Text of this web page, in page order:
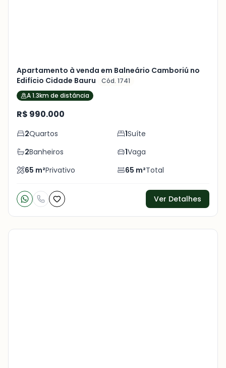
Apartamento à venda em Balneário Camboriú no
Edifício Cidade Bauru
Cód. 1741
A 1.3km de distância
R$ 990.000
2Quartos 1Suíte
2Banheiros 1Vaga
65 m²Privativo 65 m²Total
Ver Detalhes